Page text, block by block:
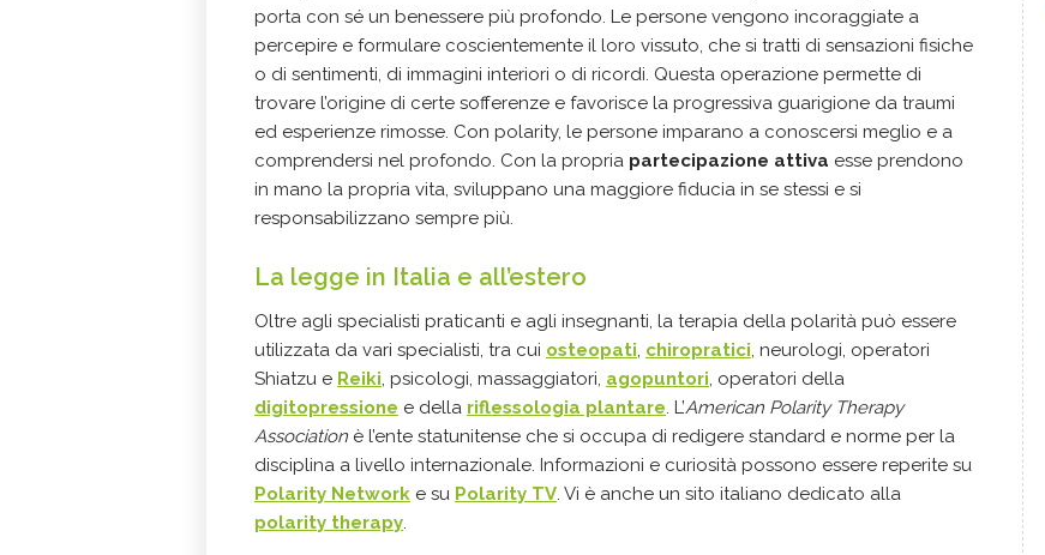
porta con sé un benessere più profondo. Le persone vengono incoraggiate a
percepire e formulare coscientemente il loro vissuto, che si tratti di sensazioni fisiche
o di sentimenti, di immagini interiori o di ricordi. Questa operazione permette di
trovare l’origine di certe sofferenze e favorisce la progressiva guarigione da traumi
ed esperienze rimosse. Con polarity, le persone imparano a conoscersi meglio e a
comprendersi nel profondo. Con la propria partecipazione attiva esse prendono
in mano la propria vita, sviluppano una maggiore fiducia in se stessi e si
responsabilizzano sempre più.
La legge in Italia e all’estero
Oltre agli specialisti praticanti e agli insegnanti, la terapia della polarità può essere
utilizzata da vari specialisti, tra cui osteopati, chiropratici, neurologi, operatori
Shiatzu e Reiki, psicologi, massaggiatori, agopuntori, operatori della
digitopressione e della riflessologia plantare. L’American Polarity Therapy
Association è l’ente statunitense che si occupa di redigere standard e norme per la
disciplina a livello internazionale. Informazioni e curiosità possono essere reperite su
Polarity Network e su Polarity TV. Vi è anche un sito italiano dedicato alla
polarity therapy.